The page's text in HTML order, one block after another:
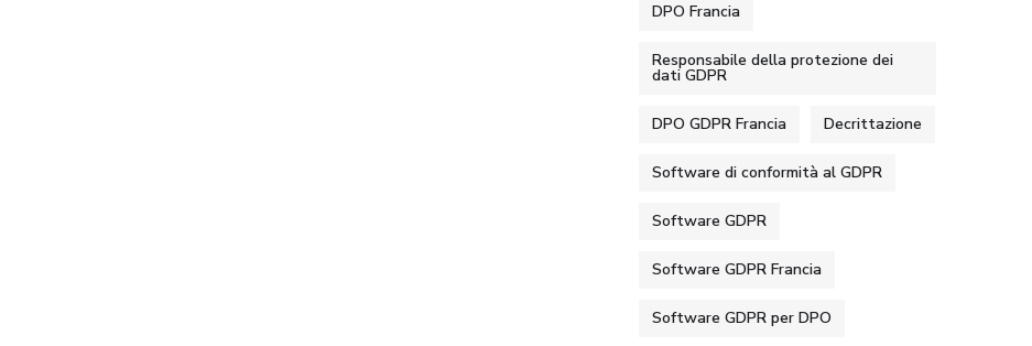
DPO Francia
Responsabile della protezione dei
dati GDPR
DPO GDPR Francia Decrittazione
Software di conformità al GDPR
Software GDPR
Software GDPR Francia
Software GDPR per DPO